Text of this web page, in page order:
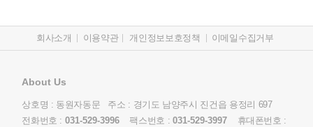
회사소개 이용약관 개인정보보호정책 이메일수집거부
About Us
상호명 : 동원자동문 주소 : 경기도 남양주시 진건읍 용정리 697
전화번호 : 031-529-3996팩스번호 : 031-529-3997휴대폰번호 :